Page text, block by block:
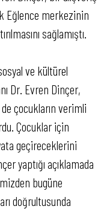
Eğlence merkezinin
sağlamıştı.
ve kültürel
Dr. Evren Dinçer,
çocukların verimli
Çocuklar için
geçireceklerini
yaptığı açıklamada
bugüne
doğrultusunda